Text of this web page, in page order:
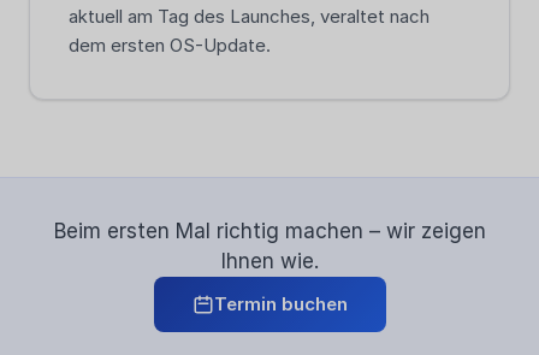
aktuell am Tag des Launches, veraltet nach
dem ersten OS-Update.
Beim ersten Mal richtig machen – wir zeigen
Ihnen wie.
Termin buchen